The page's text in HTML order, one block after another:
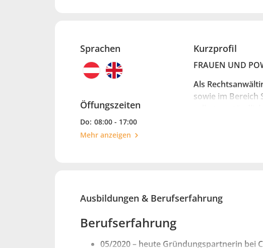
Sprachen
Öffungszeiten
Do: 08:00 - 17:00
Mehr anzeigen
Kurzprofil
FRAUEN UND
Als
sowie im Bereich
Mittelpunkt zu
Ausbildungen & Berufserfahrung
Berufserfahrung
05/2020 – heute Gründungspartnerin bei